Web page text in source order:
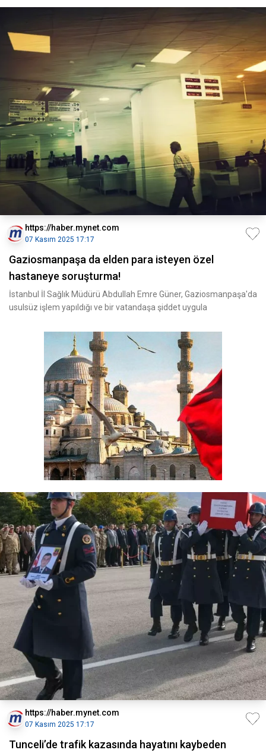
https://haber.mynet.com
07 Kasım 2025 17:17
Gaziosmanpaşa da elden para isteyen özel
hastaneye soruşturma!
İstanbul İl Sağlık Müdürü Abdullah Emre Güner, Gaziosmanpaşa'da
usulsüz işlem yapıldığı ve bir vatandaşa şiddet uygula
https://haber.mynet.com
07 Kasım 2025 17:17
Tunceli’de trafik kazasında hayatını kaybeden